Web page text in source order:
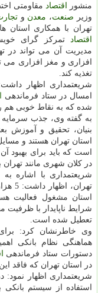
منشور اقتصاد مقاومتی
وزیر صنعت، معدن و
تهران با همكاری استان
اقتصاد
تمركز گرای
مدیریت آن می تواند در
افزاری و مغز افزاری می
تغذیه كند.
امسال در ستاد فرماندهی
شده كه به نقاط خوبی هم
به گفته وی، جذب
بنیان، تحقیق و آموزش
استان تهران هستند و
است كه باید برای بهبود
در كلان شهری مانند
تعطیل شده است.
وی خاطرنشان كرد:
هماهنگی نظام بانكی
دستورات ستاد فرماندهی
در استان تهران كه فاقد
استفاده از سیستم